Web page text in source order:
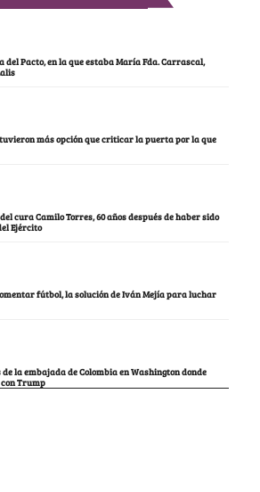
Pacto, en la que estaba María Fda. Carrascal,
tuvieron más opción que criticar la puerta por la que
cura Camilo Torres, 60 años después de haber sido
Ejército
fútbol, la solución de Iván Mejía para luchar
de la embajada de Colombia en Washington donde
Trump